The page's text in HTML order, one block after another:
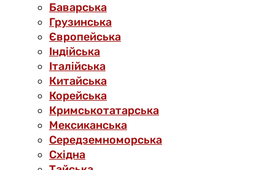
Баварська
Грузинська
Європейська
Індійська
Італійська
Китайська
Корейська
Кримськотатарська
Мексиканська
Середземноморська
Східна